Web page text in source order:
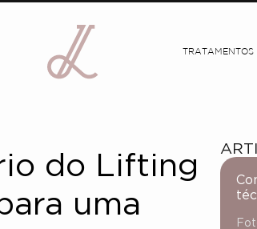
TRATAMENTOS
do Lifting
uma